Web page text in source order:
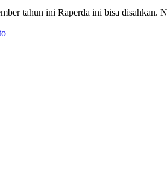
tahun ini Raperda ini bisa disahkan.